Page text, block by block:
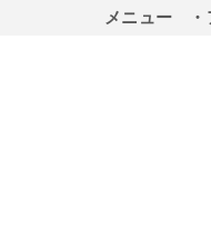
メニュー